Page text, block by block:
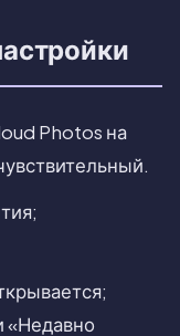
Photos на
«Недавно